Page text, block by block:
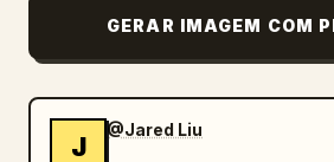
GERAR IMAGEM COM
J
@Jared Liu